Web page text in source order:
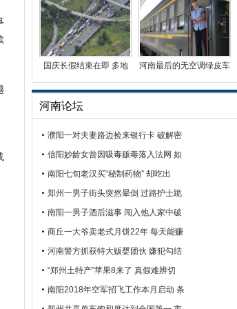
国庆长假结束在即 多地
河南最后的无空调绿皮车
河南论坛
濮阳一对夫妻路边捡来银行卡 破解密
信阳妙龄女曾因吸毒贩毒落入法网 如
南阳七旬老汉买“秘制药物” 却吃出
郑州一男子街头突然晕倒 过路护士跪
南阳一男子酒后滋事 闯入他人家中破
商丘一大爷卖老式月饼22年 每天能赚
河南警方抓获特大贩婴团伙 嫌犯勾结
“郑州土特产”苹果8来了 真假难辨切
南阳2018年空军招飞工作本月启动 条